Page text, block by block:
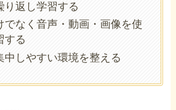
り返し学習する
でなく音声・動画・画像を使
する
中しやすい環境を整える